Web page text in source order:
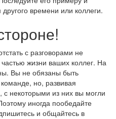
времени или коллеги.
с разговорами не
жизни ваших коллег. На
Вы не обязаны быть
но, развивая
некоторыми из них вы могли
иногда пообедайте
и общайтесь в